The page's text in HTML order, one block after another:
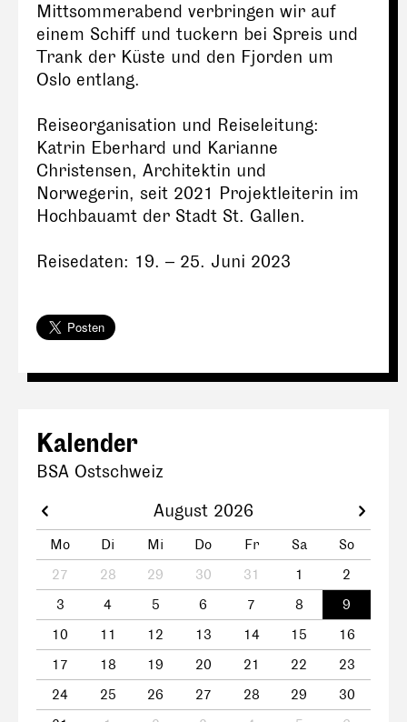
Mittsommerabend verbringen wir auf
einem Schiff und tuckern bei Spreis und
Trank der Küste und den Fjorden um
Oslo entlang.
Reiseorganisation und Reiseleitung:
Katrin Eberhard und Karianne
Christensen, Architektin und
Norwegerin, seit 2021 Projektleiterin im
Hochbauamt der Stadt St. Gallen.
Reisedaten: 19. – 25. Juni 2023
Kalender
BSA Ostschweiz
August 2026
Mo Di Mi Do Fr Sa
So
27
28 29 30 31 1
2
3
4 5 6 7 8
9
10
11 12 13 14 15
16
17
18 19 20 21 22
23
24
25 26 27 28 29
30